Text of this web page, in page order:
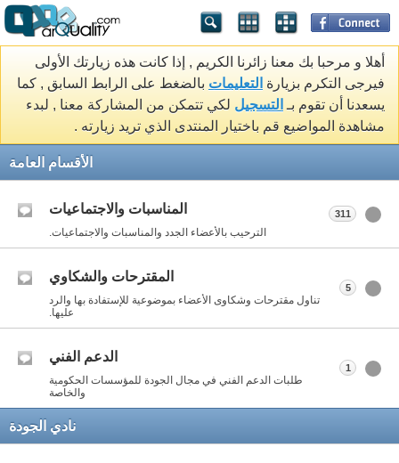
أهلا و مرحبا بك معنا زائرنا الكريم , إذا كانت هذه زيارتك الأولى
فيرجى التكرم بزيارة التعليمات بالضغط على الرابط السابق , كما
يسعدنا أن تقوم بـ التسجيل لكي تتمكن من المشاركة معنا , لبدء
مشاهدة المواضيع قم باختيار المنتدى الذي تريد زيارته .
الأقسام العامة
المناسبات والاجتماعيات
الترحيب بالأعضاء الجدد والمناسبات والاجتماعيات.
311
المقترحات والشكاوي
تناول مقترحات وشكاوى الأعضاء بموضوعية للإستفادة بها والرد
عليها.
5
الدعم الفني
طلبات الدعم الفني في مجال الجودة للمؤسسات الحكومية
والخاصة
1
نادي الجودة